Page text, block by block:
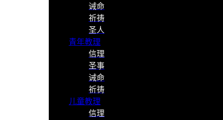
诫命
祈祷
圣人
青年教理
信理
圣事
诫命
祈祷
儿童教理
信理